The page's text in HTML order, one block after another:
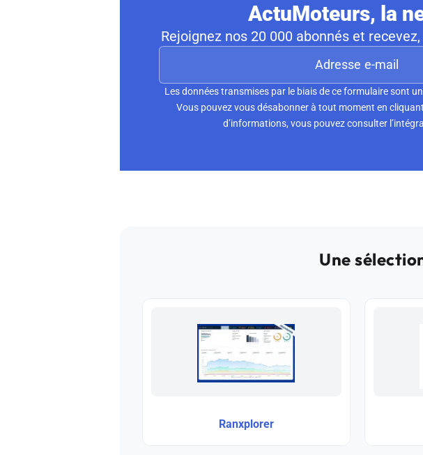
ActuMoteurs, la
Rejoignez nos 20 000 abonnés et
Les données transmises par le biais de ce formulaire sont
Vous pouvez vous désabonner à tout moment en
d’informations, vous pouvez consulter
Une
Ranxplorer